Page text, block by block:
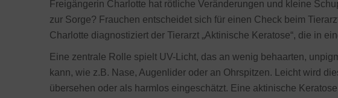
Freigängerin Charlotte hat rötliche Veränderungen und kleine
zur Sorge? Frauchen entscheidet sich für einen Check beim
Charlotte diagnostiziert der Tierarzt „Aktinische Keratose“, die in
Eine zentrale Rolle spielt UV-Licht, das an wenig behaarten,
kann, wie z.B. Nase, Augenlider oder an Ohrspitzen. Leicht wird
übersehen oder als harmlos eingeschätzt. Eine aktinische